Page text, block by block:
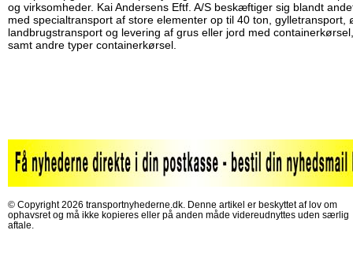
og virksomheder. Kai Andersens Eftf. A/S beskæftiger sig blandt
med specialtransport af store elementer op til 40 ton, gylletransport,
landbrugstransport og levering af grus eller jord med containerkørsel,
samt andre typer containerkørsel.
© Copyright 2026 transportnyhederne.dk. Denne artikel er beskyttet af lov om
ophavsret og må ikke kopieres eller på anden måde videreudnyttes uden særlig
aftale.